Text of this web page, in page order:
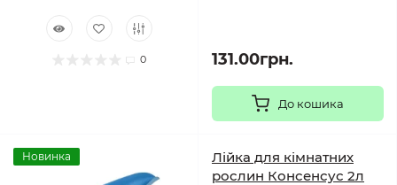
0 131.00грн.
До кошика
Новинка
Лійка для кімнатних
рослин Консенсус 2л